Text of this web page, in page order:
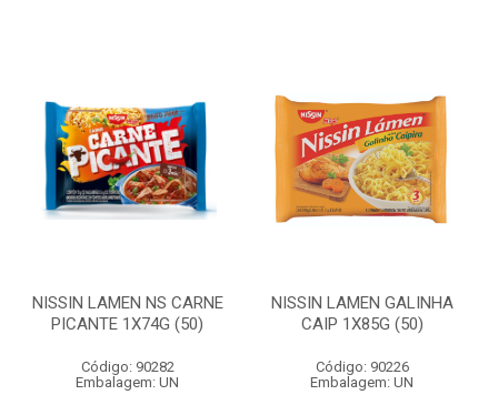
NISSIN LAMEN NS CARNE
PICANTE 1X74G (50)
Código: 90282
Embalagem: UN
NISSIN LAMEN GALINHA
CAIP 1X85G (50)
Código: 90226
Embalagem: UN